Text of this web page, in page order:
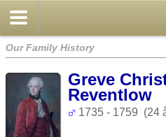
Our Family History
Greve
Reventlow
1735 - 1759 (24